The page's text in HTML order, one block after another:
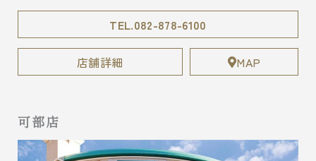
TEL.082-878-6100
店舗詳細 MAP
可部店